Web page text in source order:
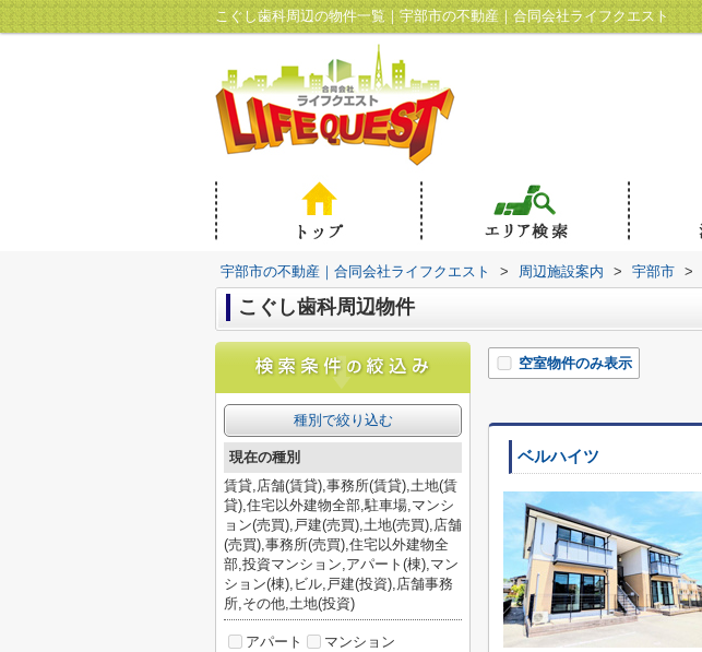
こぐし歯科周辺の物件一覧｜宇部市の不動産｜合同会社ライフクエスト
宇部市の不動産｜合同会社ライフクエスト > 周辺施設案内 > 宇部市 >
こぐし歯科周辺物件
空室物件のみ表示
ベルハイツ
種別で絞り込む
現在の種別
賃貸,店舗(賃貸),事務所(賃貸),土地(賃
貸),住宅以外建物全部,駐車場,マンシ
ョン(売買),戸建(売買),土地(売買),店舗
(売買),事務所(売買),住宅以外建物全
部,投資マンション,アパート(棟),マン
ション(棟),ビル,戸建(投資),店舗事務
所,その他,土地(投資)
アパート
マンション